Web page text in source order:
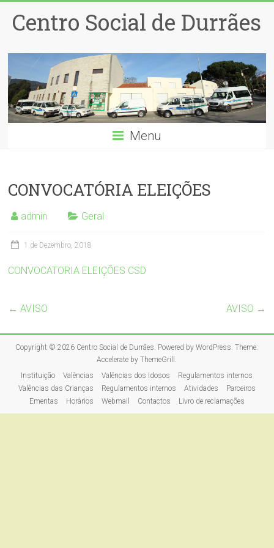
Centro Social de Durrães
Menu
CONVOCATÓRIA ELEIÇÕES
admin Geral
1 de Dezembro, 2018
CONVOCATORIA ELEIÇÕES CSD
← AVISO AVISO →
Copyright © 2026 Centro Social de Durrães. Powered byWordPress. Theme:
Accelerate byThemeGrill .
Instituição
Valências Valências dos Idosos
Regulamentos internos
Valências das Crianças
Regulamentos internos Atividades
Parceiros
Ementas
Horários Webmail Contactos Livro de reclamações